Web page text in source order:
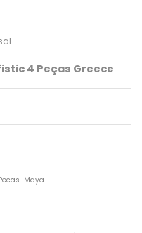
4 Peças Greece